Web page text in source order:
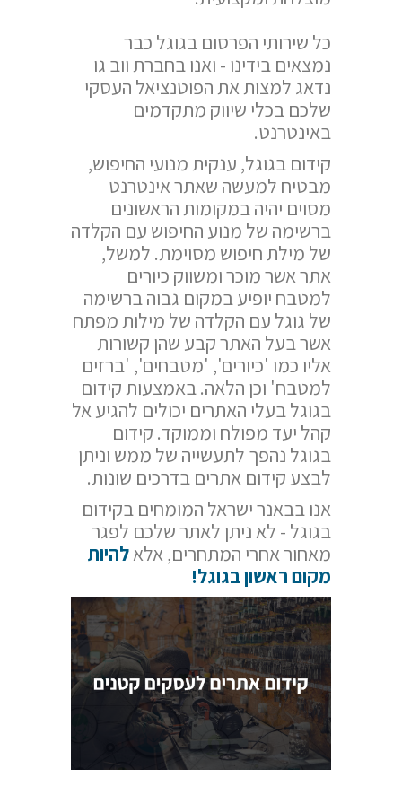
כל שירותי הפרסום בגוגל כבר
נמצאים בידינו - ואנו בחברת ווב גו
נדאג למצות את הפוטנציאל העסקי
שלכם בכלי שיווק מתקדמים
באינטרנט.
קידום בגוגל, ענקית מנועי החיפוש,
מבטיח למעשה שאתר אינטרנט
מסוים יהיה במקומות הראשונים
ברשימה של מנוע החיפוש עם הקלדה
של מילת חיפוש מסוימת. למשל,
אתר אשר מוכר ומשווק כיורים
למטבח יופיע במקום גבוה ברשימה
של גוגל עם הקלדה של מילות מפתח
אשר בעל האתר קבע שהן קשורות
אליו כמו 'כיורים', 'מטבחים', 'ברזים
למטבח' וכן הלאה. באמצעות קידום
בגוגל בעלי האתרים יכולים להגיע אל
קהל יעד מפולח וממוקד. קידום
בגוגל נהפך לתעשייה של ממש וניתן
לבצע קידום אתרים בדרכים שונות.
אנו בבאנר ישראל המומחים בקידום
בגוגל - לא ניתן לאתר שלכם לפגר
מאחור אחרי המתחרים, אלאלהיות
מקום ראשון בגוגל!